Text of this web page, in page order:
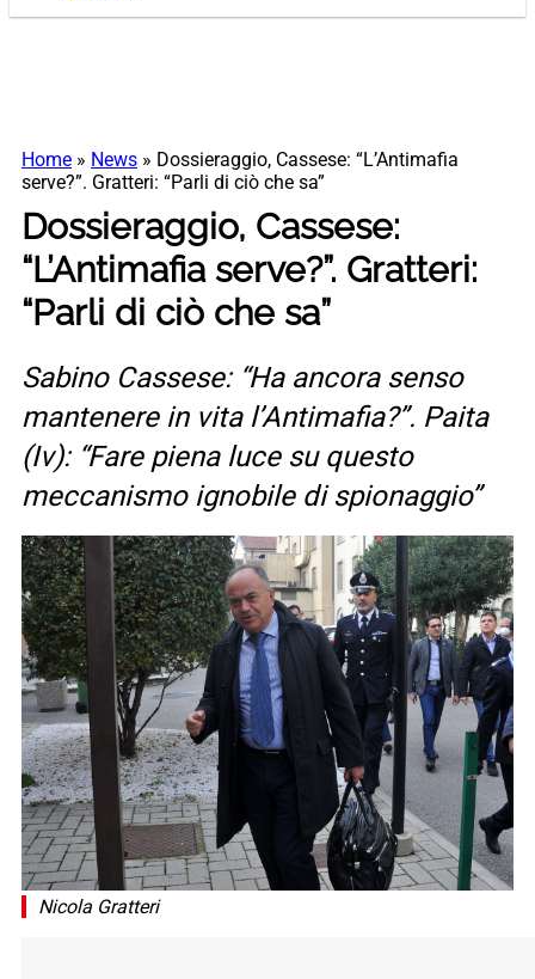
Home » News » Dossieraggio, Cassese: “L’Antimafia
serve?”. Gratteri: “Parli di ciò che sa”
Dossieraggio, Cassese:
“L’Antimafia serve?”. Gratteri:
“Parli di ciò che sa”
Sabino Cassese: “Ha ancora senso
mantenere in vita l’Antimafia?”. Paita
(Iv): “Fare piena luce su questo
meccanismo ignobile di spionaggio”
Nicola Gratteri